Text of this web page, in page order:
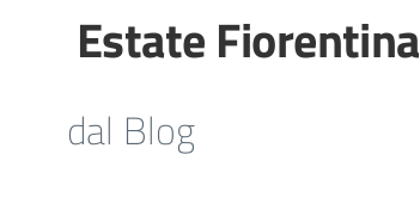
Estate Fiorentina
dal Blog